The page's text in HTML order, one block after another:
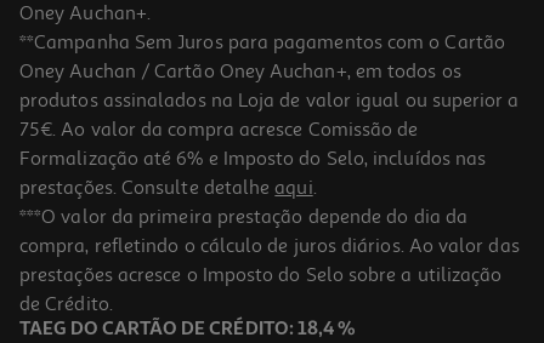
Oney Auchan+.
**Campanha Sem Juros para pagamentos com o Cartão
Oney Auchan / Cartão Oney Auchan+, em todos os
produtos assinalados na Loja de valor igual ou superior a
75€. Ao valor da compra acresce Comissão de
Formalização até 6% e Imposto do Selo, incluídos nas
prestações. Consulte detalhe aqui.
***O valor da primeira prestação depende do dia da
compra, refletindo o cálculo de juros diários. Ao valor das
prestações acresce o Imposto do Selo sobre a utilização
de Crédito.
TAEG DO CARTÃO DE CRÉDITO: 18,4 %